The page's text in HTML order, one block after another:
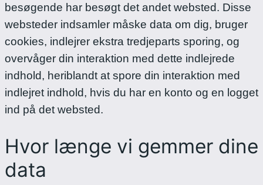
besøgende har besøgt det andet websted. Disse
websteder indsamler måske data om dig, bruger
cookies, indlejrer ekstra tredjeparts sporing, og
overvåger din interaktion med dette indlejrede
indhold, heriblandt at spore din interaktion med
indlejret indhold, hvis du har en konto og en logget
ind på det websted.
Hvor længe vi gemmer dine
data